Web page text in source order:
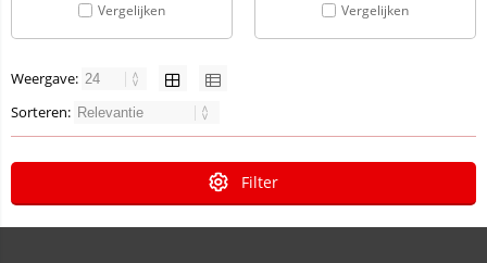
Vergelijken Vergelijken
Weergave:
Sorteren:
Filter